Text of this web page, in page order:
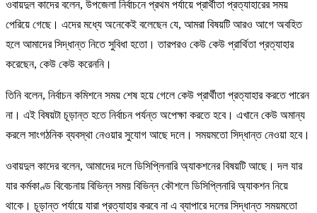
ওবায়দুল কাদের বলেন, উপজেলা নির্বাচনে প্রথম পর্যায়ে প্রার্থীতা প্রত্যাহারের সময়
পেরিয়ে গেছে। এদের মধ্যে অনেকেই বলেছেন যে, আমরা বিষয়টি আরও আগে অবহিত
হলে আমাদের সিদ্ধান্ত নিতে সুবিধা হতো। তারপরও কেউ কেউ প্রার্থিতা প্রত্যাহার
করেছেন, কেউ কেউ করেননি।
তিনি বলেন, নির্বাচন কমিশনে সময় শেষ হয়ে গেলে কেউ প্রার্থীতা প্রত্যাহার করতে পারেন
না। এই বিষয়টা চূড়ান্ত হতে নির্বাচন পর্যন্ত অপেক্ষা করতে হবে। এখানে কেউ অমান্য
করলে সাংগঠনিক ব্যবস্থা নেওয়ার সুযোগ আছে দলে। সময়মতো সিদ্ধান্ত নেওয়া হবে।
ওবায়দুল কাদের বলেন, আমাদের দলে ডিসিপ্লিনারি অ্যাকশনের বিষয়টি আছে। দল যার
যার কর্মকাণ্ড বিবেচনায় বিভিন্ন সময় বিভিন্ন কৌশলে ডিসিপ্লিনারি অ্যাকশন নিয়ে
থাকে। চূড়ান্ত পর্যায়ে যারা প্রত্যাহার করবে না এ ব্যাপারে দলের সিদ্ধান্ত সময়মতো